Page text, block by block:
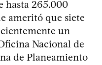
hasta 265.000
ameritó que siete
un
Nacional de
de Planeamiento